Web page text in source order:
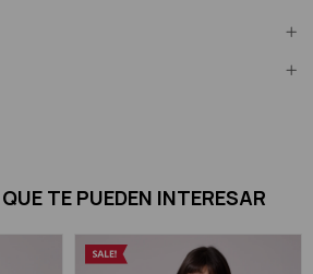
TE PUEDEN INTERESAR